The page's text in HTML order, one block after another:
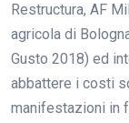
Restructura, AF
agricola di
Gusto 2018) ed
abbattere i costi
manifestazioni in